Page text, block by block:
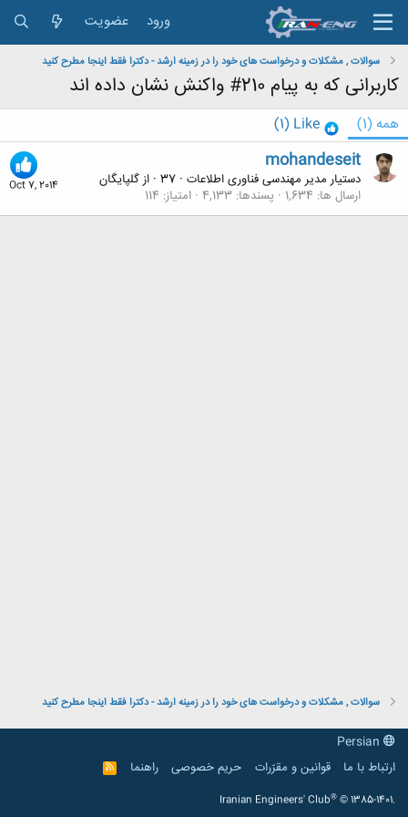
ورود عضویت
سوالات , مشکلات و درخواست های خود را در زمینه ارشد - دکترا فقط اینجا مطرح کنید
کاربرانی که به پیام 210# واکنش نشان داده اند
همه (1)
Like
(1)
Oct 7, 2014
mohandeseit
دستیار مدیر مهندسی فناوری اطلاعات ·
· ازگلپايگان
ارسال ها 1,634 پسندها 4,133 امتیاز 114
سوالات , مشکلات و درخواست های خود را در زمینه ارشد - دکترا فقط اینجا مطرح کنید
ارتباط با ما
قوانین و مقرّرات حریم خصوصی راهنما
R
S
Iranian Engineers' Club® © 1385-1401.